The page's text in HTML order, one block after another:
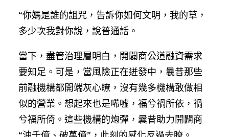
“你媽是誰的詛咒，告訴你如何文明，我的草，
多少次我對你說，說普通話。
當下，盡管治理層明白，開闢商公道融資需求
要知足。可是，當風險正在迸發中，曩昔那些
前融機構都開端灰心瞭，沒有幾多機構敢做相
似的營業。想起來也是唏噓，福兮禍所依，禍
兮福所倚。這些機構的炮彈，曩昔助力開闢商